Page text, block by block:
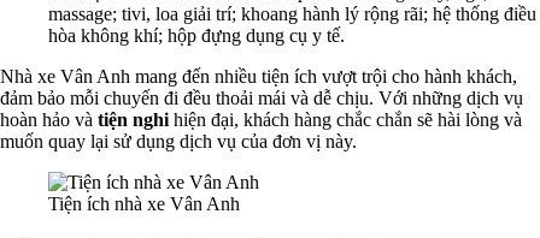
massage; tivi, loa giải trí; khoang hành lý rộng rãi; hệ thống điều
hòa không khí; hộp đựng dụng cụ y tế.
Nhà xe Vân Anh mang đến nhiều tiện ích vượt trội cho hành khách,
đảm bảo mỗi chuyến đi đều thoải mái và dễ chịu. Với những dịch vụ
hoàn hảo và tiện nghi hiện đại, khách hàng chắc chắn sẽ hài lòng và
muốn quay lại sử dụng dịch vụ của đơn vị này.
Tiện ích nhà xe Vân Anh